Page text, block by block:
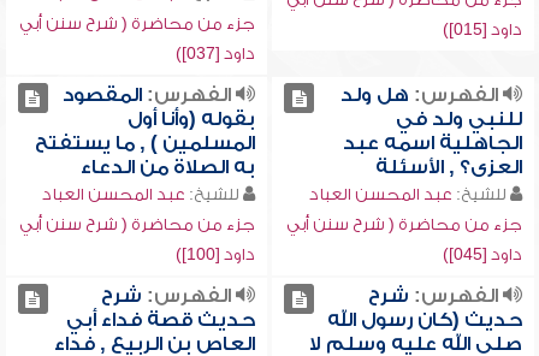
داود [015])
جزء من محاضرة ( شرح سنن أبي
داود [037])
الفهرس: هل ولد
للنبي ولد في
الجاهلية اسمه عبد
العزى؟ , الأسئلة
للشيخ: عبد المحسن العباد
جزء من محاضرة ( شرح سنن أبي
داود [045])
الفهرس:المقصود
بقوله (وأنا أول
المسلمين ) , ما يستفتح
به الصلاة من الدعاء
للشيخ: عبد المحسن العباد
جزء من محاضرة ( شرح سنن أبي
داود [100])
الفهرس: شرح
حديث (كان رسول الله
صلى الله عليه وسلم لا
الفهرس: شرح
حديث قصة فداء أبي
العاص بن الربيع , فداء